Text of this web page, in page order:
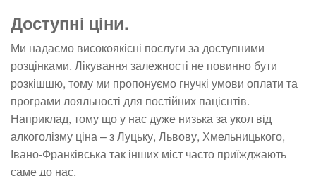
Доступні ціни.
Ми надаємо високоякісні послуги за доступними
розцінками. Лікування залежності не повинно бути
розкішшю, тому ми пропонуємо гнучкі умови оплати та
програми лояльності для постійних пацієнтів.
Наприклад, тому що у нас дуже низька за укол від
алкоголізму ціна – з Луцьку, Львову, Хмельницького,
Івано-Франківська так інших міст часто приїжджають
саме до нас.